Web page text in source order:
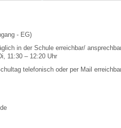
- EG)
in der Schule erreichbar/
11:30 – 12:20 Uhr
telefonisch oder per Mail